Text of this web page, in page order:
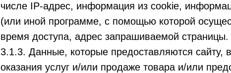
числе IP-адрес, информация из cookie,
(или иной программе, с помощью которой
время доступа, адрес запрашиваемой страницы.
3.1.3. Данные, которые предоставляются сайту,
оказания услуг и/или продаже товара и/или